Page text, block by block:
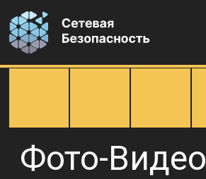
Фото-Видео